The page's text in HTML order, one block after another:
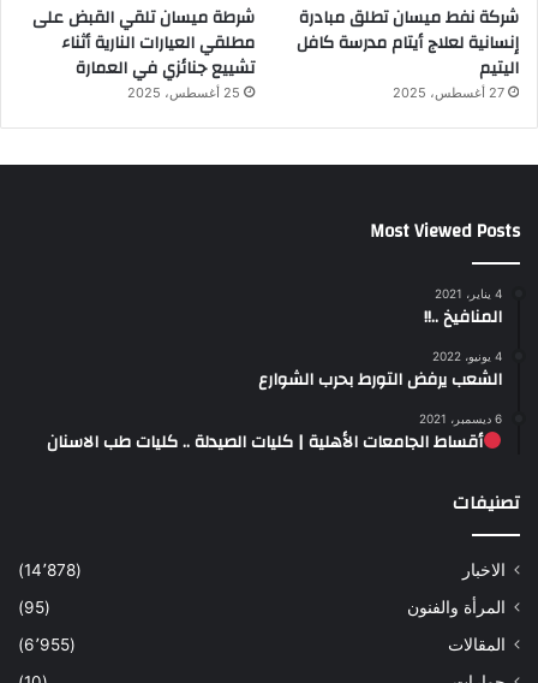
شركة نفط ميسان تطلق مبادرة
إنسانية لعلاج أيتام مدرسة كافل
اليتيم
27 أغسطس، 2025
شرطة ميسان تلقي القبض على
مطلقي العيارات النارية أثناء
تشييع جنائزي في العمارة
25 أغسطس، 2025
Most Viewed Posts
4 يناير، 2021
المنافيخ ..!!
4 يونيو، 2022
الشعب يرفض التورط بحرب الشوارع
6 ديسمبر، 2021
أقساط الجامعات الأهلية | كليات الصيدلة .. كليات طب الاسنان
تصنيفات
الاخبار
(14٬878)
المرأة والفنون
(95)
المقالات
(6٬955)